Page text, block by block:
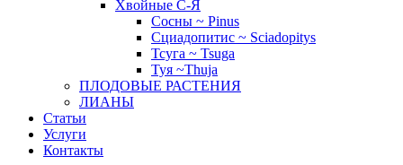
Хвойные С-Я
Сосны ~ Pinus
Сциадопитис ~ Sciadopitys
Тсуга ~ Tsuga
Туя ~Thuja
ПЛОДОВЫЕ РАСТЕНИЯ
ЛИАНЫ
Статьи
Услуги
Контакты